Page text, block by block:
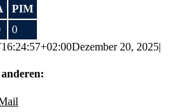
PIM
0
Dezember 20, 2025|